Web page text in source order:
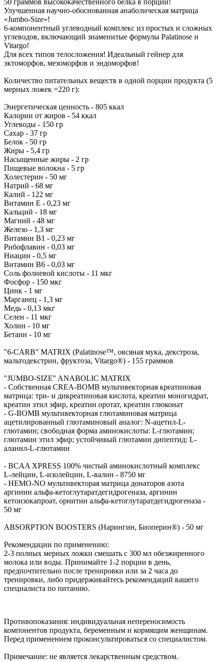
Улучшенная научно-обоснованная анаболическая матрица
«Jumbo-Size»!
6-компонентный углеводный комплекс из простых и сложных
углеводов, включающий знаменитые формулы Palatinose и
Vitargo!
Для всех типов телосложения! Идеальный гейнер для
эктоморфов, мезоморфов и эндоморфов!
Количество питательных веществ в одной порции продукта (5
мерных ложек =220 г):
Энергетическая ценность - 805 ккал
Калории от жиров - 54 ккал
Углеводы - 150 гр
Сахар - 37 гр
Белок - 50 гр
Жиры - 5,4 гр
Насыщенные жиры - 2 гр
Пищевые волокна - 5 гр
Холестерин - 50 мг
Натрий - 68 мг
Калий - 122 мг
Витамин Е - 0,23 мг
Кальций - 18 мг
Магний - 48 мг
Железо - 1,3 мг
Витамин В1 - 0,23 мг
Рибофлавин - 0,03 мг
Ниацин - 0,5 мг
Витамин В6 - 0,03 мг
Соль фолиевой кислоты - 11 мкг
Фосфор - 150 мкг
Цинк - 1 мг
Марганец - 1,3 мг
Медь - 0,13 мкг
Селен - 11 мкг
Холин - 10 мг
Бетаин - 10 мг
"6-CARB" MATRIX (Palatinose™, овсяная мука, декстроза,
мальтодекстрин, фруктоза, Vitargo®) - 155 граммов
"JUMBO-SIZE" ANABOLIC MATRIX
- Собственная CREA-BOMB мультивекторная креатиновая
матрица: три- и дикреатиновая кислота, креатин моногидрат,
креатин этил эфир, креатин оротат, креатин глюконат
- G-BOMB мультивекторная глютаминовая матрица
ацетилированный глютаминовый аналог: N-ацетил-L-
глютамин; свободная форма аминокислоты: L-глютамин;
глютамин этил эфир; устойчивый глютамин дипептид: L-
аланил-L-глютамин
- BCAA XPRESS 100% чистый аминокислотный комплекс
L-лейцин, L-изолейцин, L-валин - 8750 мг
- HEMO-NO мультивекторая матрица донаторов азота
аргинин альфа-кетоглутаратдегидрогеназа, аргинин
кетоизокапроат, орнитин альфа-кетоглутаратдегидрогеназа -
50 мг
ABSORPTION BOOSTERS (Нарингин, Биоперин®) - 50 мг
Рекомендации по применению:
2-3 полных мерных ложки смешать с 300 мл обезжиренного
молока или воды. Принимайте 1-2 порции в день,
предпочтительно после тренировки или за 2 часа до
тренировки, либо придерживайтесь рекомендаций вашего
специалиста по питанию.
Противопоказания: индивидуальная непереносимость
компонентов продукта, беременным и кормящим женщинам.
Перед применением проконсультироваться со специалистом.
Примечание: не является лекарственным средством.